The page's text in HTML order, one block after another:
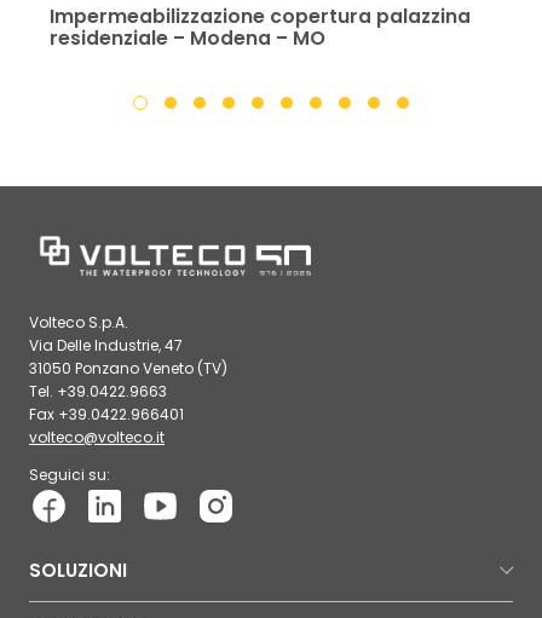
Impermeabilizzazione copertura palazzina
residenziale – Modena – MO
Volteco S.p.A.
Via Delle Industrie, 47
31050 Ponzano Veneto (TV)
Tel. +39.0422.9663
Fax +39.0422.966401
volteco@volteco.it
Seguici su:
SOLUZIONI